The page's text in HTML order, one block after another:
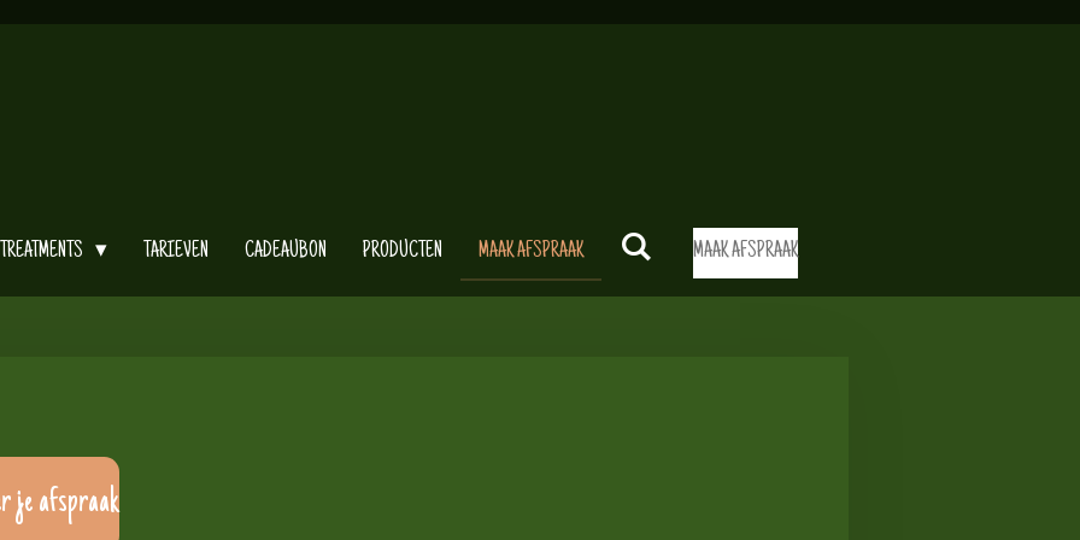
TREATMENTS TARIEVEN CADEAUBON PRODUCTEN MAAK AFSPRAAK MAAK AFSPRAAK
je afspraak